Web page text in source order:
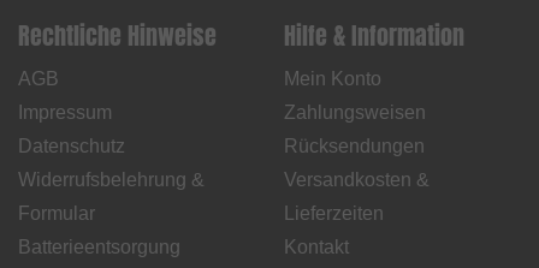
Rechtliche Hinweise
AGB
Impressum
Datenschutz
Widerrufsbelehrung &
Formular
Batterieentsorgung
Hilfe & Information
Mein Konto
Zahlungsweisen
Rücksendungen
Versandkosten &
Lieferzeiten
Kontakt